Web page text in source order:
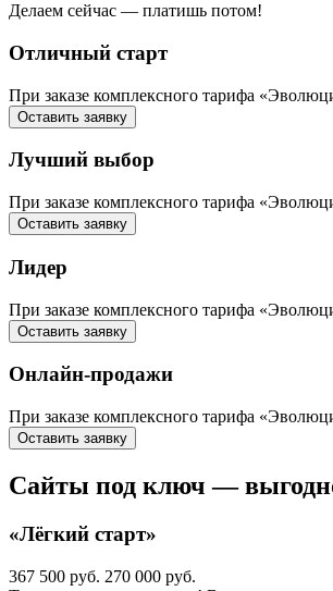
Делаем сейчас — платишь потом!
Отличный старт
При заказе комплексного тарифа
Оставить заявку
Лучший выбор
При заказе комплексного тарифа
Оставить заявку
Лидер
При заказе комплексного тарифа
Оставить заявку
Онлайн-продажи
При заказе комплексного тарифа
Оставить заявку
Сайты под ключ —
«Лёгкий старт»
367 500 руб. 270 000 руб.